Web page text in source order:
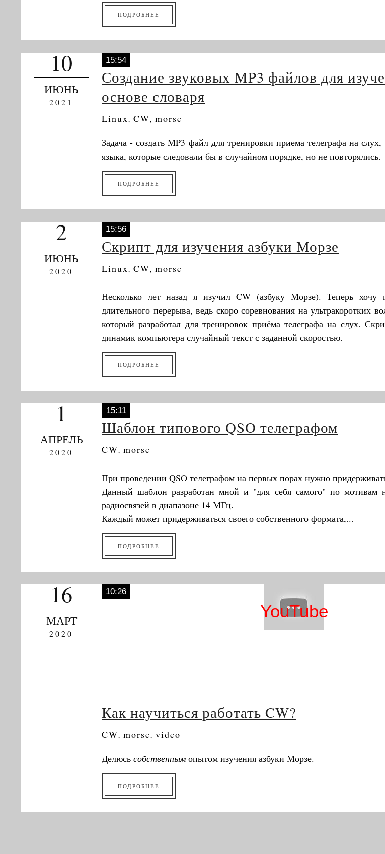
ПОДРОБНЕЕ
10
ИЮНЬ
2021
15:54
Создание звуковых MP3 файлов для
основе словаря
Linux, CW, morse
Задача - создать MP3 файл для тренировки приема телеграфа на слух,
языка, которые следовали бы в случайном порядке, но не повторялись.
ПОДРОБНЕЕ
2
ИЮНЬ
2020
15:56
Скрипт для изучения азбуки Морзе
Linux, CW, morse
Несколько лет назад я изучил CW (азбуку Морзе). Теперь хочу
длительного перерыва, ведь скоро соревнования на ультракоротких
который разработал для тренировок приёма телеграфа на слух.
динамик компьютера случайный текст с заданной скоростью.
ПОДРОБНЕЕ
1
АПРЕЛЬ
2020
15:11
Шаблон типового QSO телеграфом
CW, morse
При проведении QSO телеграфом на первых порах нужно
Данный шаблон разработан мной и "для себя самого" по мотивам
радиосвязей в диапазоне 14 МГц.
Каждый может придерживаться своего собственного формата,...
ПОДРОБНЕЕ
16
МАРТ
2020
YouTube
10:26
Как научиться работать CW?
CW, morse, video
Делюсь собственным опытом изучения азбуки Морзе.
ПОДРОБНЕЕ